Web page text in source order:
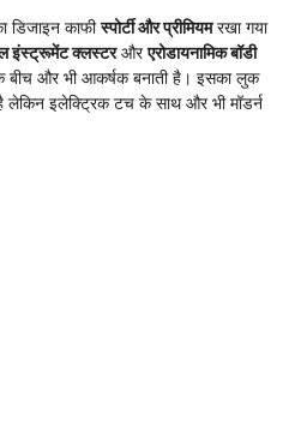
डिजाइन काफीस्पोर्टी और प्रीमियमरखा गया
इंस्ट्रूमेंट क्लस्टरऔरएरोडायनामिक बॉडी
और भी आकर्षक बनाती है। इसका लुक
लेकिन इलेक्ट्रिक टच के साथ और भी मॉडर्न